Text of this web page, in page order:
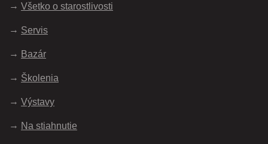
Všetko o starostlivosti
Servis
Bazár
Školenia
Výstavy
Na stiahnutie